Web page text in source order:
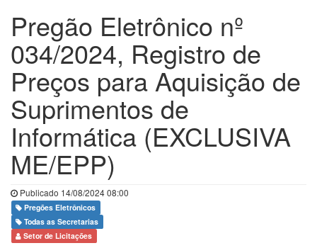
Pregão Eletrônico nº
034/2024, Registro de
Preços para Aquisição de
Suprimentos de
Informática (EXCLUSIVA
ME/EPP)
Publicado 14/08/2024 08:00
Pregões Eletrônicos
Todas as Secretarias
Setor de Licitações